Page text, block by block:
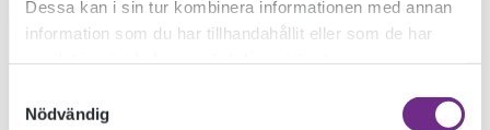
Dessa kan i sin tur kombinera informationen med annan
information som du har tillhandahållit eller som de har
Nödvändig
PÅ SKOLAN
2017-06-27